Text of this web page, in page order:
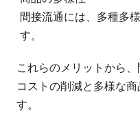
間接流通には、多種多
す。
これらのメリットから
コストの削減と多様な
す。